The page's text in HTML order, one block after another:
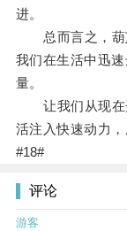
进。
总而言之，葫
我们在生活中迅
量。
让我们从现在
活注入快速动力，
#18#
评论
游客